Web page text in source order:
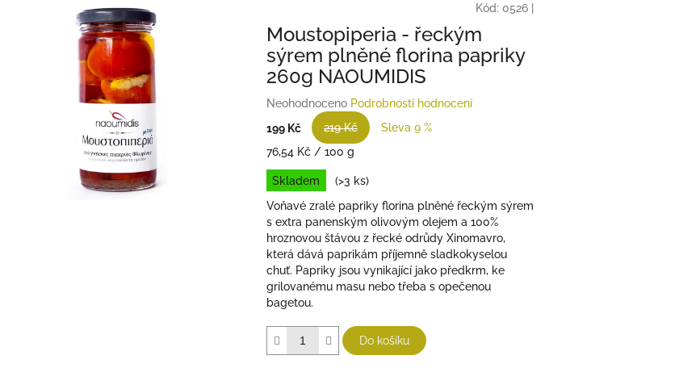
Kód: 0526
Moustopiperia - řeckým
sýrem plněné florina papriky
260g NAOUMIDIS
Průměrné
hodnocení
produktu
je
0,0
5
hvězdiček.
Neohodnoceno Podrobnosti hodnocení
199 Kč
219 Kč
Sleva 9 %
Měrná
cena:
76,54 Kč / 100 g
Skladem
(>3 ks)
Voňavé zralé papriky florina plněné řeckým sýrem
s extra panenským olivovým olejem a 100%
hroznovou štávou z řecké odrůdy Xinomavro,
která dává paprikám příjemně sladkokyselou
chuť. Papriky jsou vynikající jako předkrm, ke
grilovanému masu nebo třeba s opečenou
bagetou.
Do košíku